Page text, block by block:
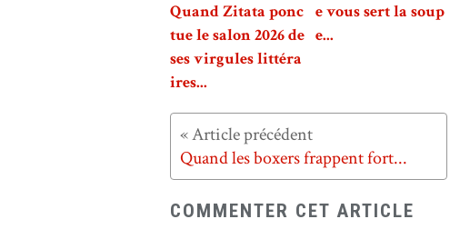
Quand Zitata ponc
tue le salon 2026 de
ses virgules littéra
ires...
e vous sert la soup
e...
Quand les boxers frappent fort...
COMMENTER CET ARTICLE